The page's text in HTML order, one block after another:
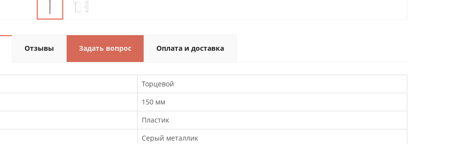
Отзывы Задать вопрос Оплата и доставка
Торцевой
150 мм
Пластик
Серый металлик